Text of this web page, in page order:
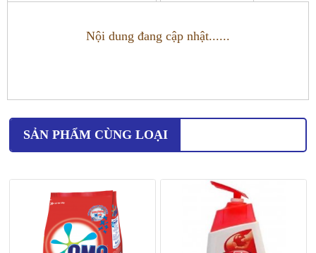
Nội dung đang cập nhật......
SẢN PHẨM CÙNG LOẠI